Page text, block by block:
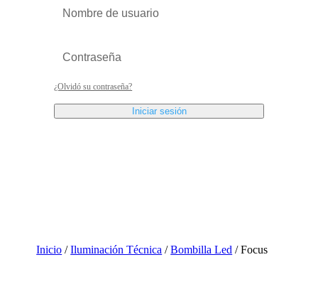
¿Olvidó su contraseña?
Iniciar sesión
Inicio /Iluminación Técnica /Bombilla Led / Focus